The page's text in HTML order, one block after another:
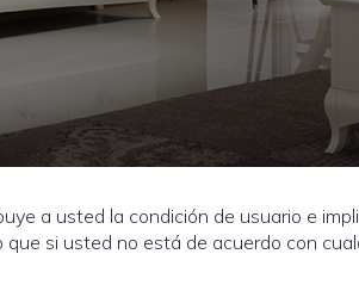
a usted la condición de usuario e
si usted no está de acuerdo con